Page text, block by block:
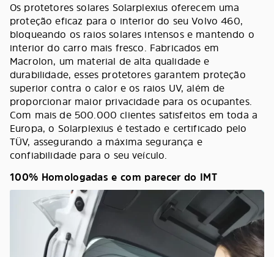
Os protetores solares Solarplexius oferecem uma
proteção eficaz para o interior do seu Volvo 460,
bloqueando os raios solares intensos e mantendo o
interior do carro mais fresco. Fabricados em
Macrolon, um material de alta qualidade e
durabilidade, esses protetores garantem proteção
superior contra o calor e os raios UV, além de
proporcionar maior privacidade para os ocupantes.
Com mais de 500.000 clientes satisfeitos em toda a
Europa, o Solarplexius é testado e certificado pelo
TÜV, assegurando a máxima segurança e
confiabilidade para o seu veículo.
100% Homologadas e com parecer do IMT